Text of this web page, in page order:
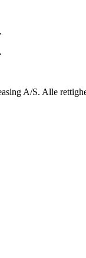
A/S. Alle